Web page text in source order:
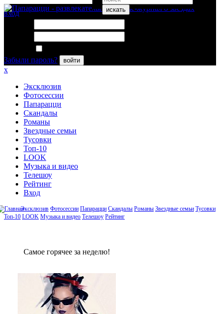
искать
вход
Забыли пароль?
войти
x
Эксклюзив
Фотосессии
Папарацци
Скандалы
Романы
Звездные семьи
Тусовки
Топ-10
LOOK
Музыка и видео
Телешоу
Рейтинг
Вход
Эксклюзив Фотосессии Папарацци Скандалы Романы Звездные семьи Тусовки
Топ-10 LOOK Музыка и видео Телешоу Рейтинг
Сaмое гoрячее за неделю!